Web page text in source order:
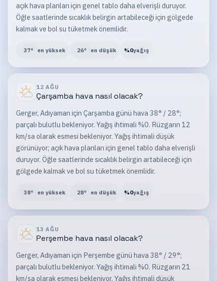
açık hava planları için genel tablo daha elverişli duruyor.
Öğle saatlerinde sıcaklık belirgin artabileceği için gölgede
kalmak ve bol su tüketmek önemlidir.
37° en yüksek 26° en düşük %0yağış
12 AĞU
Çarşambahava nasıl olacak?
Gerger, Adıyaman için Çarşamba günü hava 38° / 28°;
parçalı bulutlu bekleniyor. Yağış ihtimali %0. Rüzgarın 12
km/sa olarak esmesi bekleniyor. Yağış ihtimali düşük
görünüyor; açık hava planları için genel tablo daha elverişli
duruyor. Öğle saatlerinde sıcaklık belirgin artabileceği için
gölgede kalmak ve bol su tüketmek önemlidir.
38° en yüksek 28° en düşük %0yağış
13 AĞU
Perşembe hava nasıl olacak?
Gerger, Adıyaman için Perşembe günü hava 38° / 29°;
parçalı bulutlu bekleniyor. Yağış ihtimali %0. Rüzgarın 21
km/sa olarak esmesi bekleniyor. Yağış ihtimali düşük